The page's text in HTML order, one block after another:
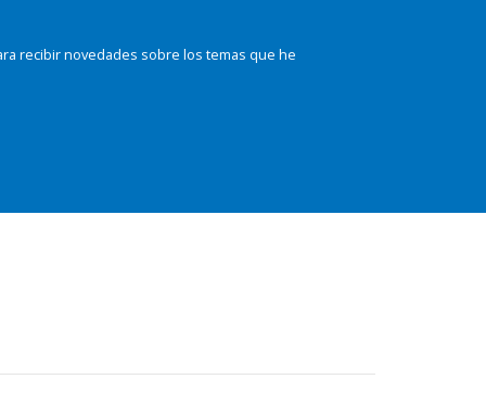
recibir novedades sobre los temas que he